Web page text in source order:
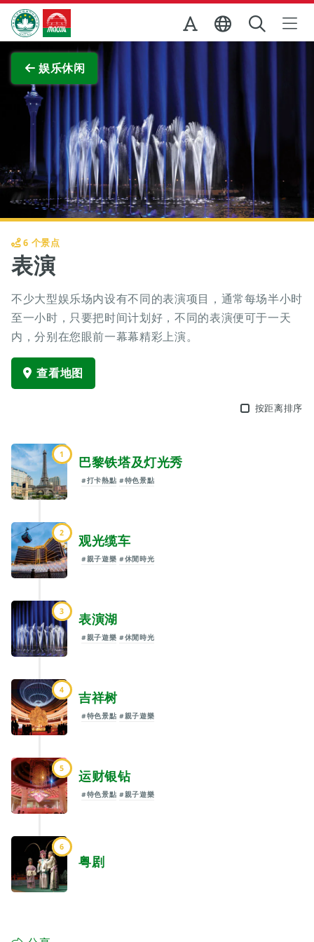
跳至主内容
澳门特别行政区政府旅游局
娱乐休闲
6 个景点
表演
不少大型娱乐场内设有不同的表演项目，通常每场半小时
至一小时，只要把时间计划好，不同的表演便可于一天
内，分别在您眼前一幕幕精彩上演。
查看地图
按距离排序
1 巴黎铁塔及灯光秀
#打卡熱點 #特色景點
2 观光缆车
#親子遊樂 #休閒時光
3 表演湖
#親子遊樂 #休閒時光
4 吉祥树
#特色景點 #親子遊樂
5 运财银钻
#特色景點 #親子遊樂
6
粤剧